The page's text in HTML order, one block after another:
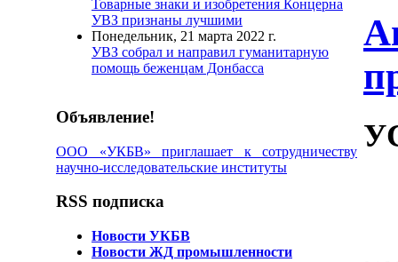
Товарные знаки и изобретения Концерна
УВЗ признаны лучшими
Понедельник, 21 марта 2022 г.
УВЗ собрал и направил гуманитарную
помощь беженцам Донбасса
Объявление!
ООО «УКБВ» приглашает к сотрудничеству
научно-исследовательские институты
RSS подписка
Новости УКБВ
Новости ЖД промышленности